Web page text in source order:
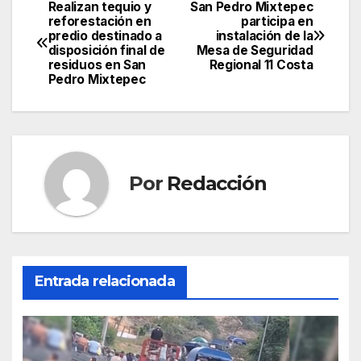
Navegación
de
entradas
San Pedro Mixtepec
participa en
instalación de la
Mesa de Seguridad
Regional 11 Costa
Realizan tequio y
reforestación en
predio destinado a
disposición final de
residuos en San
Pedro Mixtepec
Por Redacción
Entrada relacionada